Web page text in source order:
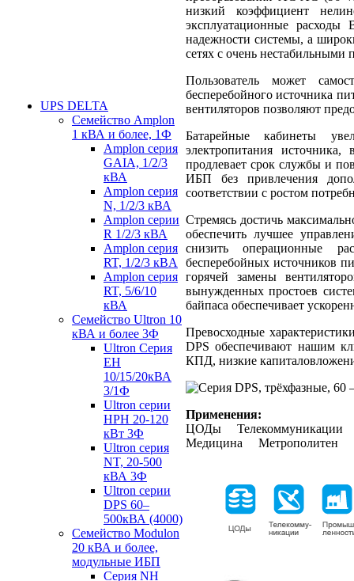
UPS DELTA
Семейство Amplon
1 кВА и более, 1Ф
Amplon серия
GAIA, 1/2/3
кВА
Amplon cерия
N, 1/2/3 кВА
Amplon cерии
R 1/2/3 кВА
Amplon cерия
RT, 1/2/3 кВA
Amplon серия
RT, 5/6/10
кВА
Семейство Ultron 10
кВА и более 3Ф
Ultron Серия
EH
10/15/20кВА
3/1Ф
Ultron серии
HPH 20-120
кВт 3Ф
Ultron серия
NT, 20-500
кВА 3Ф
Ultron серии
DPS 60–
500кВА (4000)
Семейство Modulon
20 кВА и более,
модульные ИБП
Серия NH
низкий коэффициент
эксплуатационные
надежности системы, а
сетях с очень нестабильными
Пользователь может
бесперебойного источника
вентиляторов позволяют
Батарейные кабинеты
электропитания
продлевает срок службы и
ИБП без привлечения
соответствии с ростом
Стремясь достичь
обеспечить лучшее
снизить операционные
бесперебойных источников
горячей замены
вынужденных простоев
байпаса обеспечивает
Превосходные
DPS обеспечивают нашим
КПД, низкие
Применения:
ЦОДы Телекоммуникации
Медицина Метрополитен